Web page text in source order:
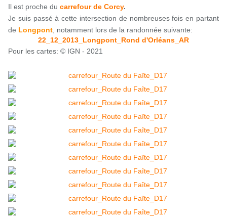
Il est proche du carrefour de Corcy.
Je suis passé à cette intersection de nombreuses fois en partant
de Longpont , notamment lors de la randonnée suivante:
22_12_2013_Longpont_Rond d'Orléans_AR
Pour les cartes: © IGN - 2021